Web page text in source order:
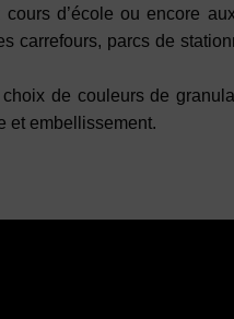
cours d’école ou encore
carrefours, parcs de
de couleurs de
et embellissement.